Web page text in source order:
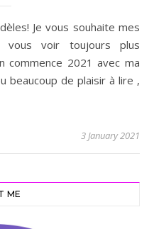
voir toujours plus
commence 2021 avec ma
beaucoup de plaisir à lire ,
3 January 2021
ME